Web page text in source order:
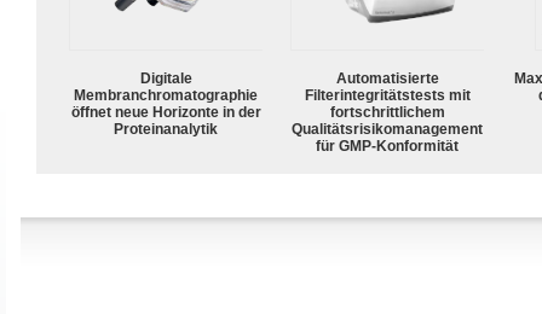
Digitale
Membranchromatographie
öffnet neue Horizonte in der
Proteinanalytik
Automatisierte
Filterintegritätstests mit
fortschrittlichem
Qualitätsrisikomanagement
für GMP-Konformität